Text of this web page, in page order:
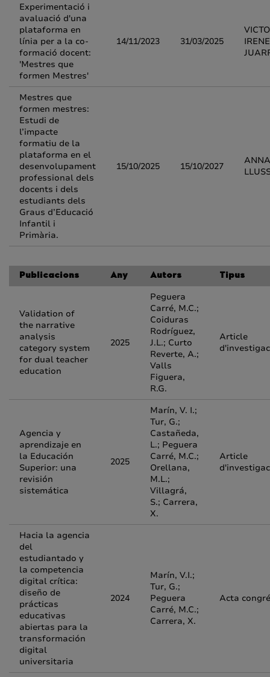
Experimentació i
avaluació d'una
plataforma en
línia per a la co-
formació docent:
'Mestres que
formen Mestres'
14/11/2023 31/03/2025
Mestres que
formen mestres:
Estudi de
l’impacte
formatiu de la
plataforma en el
desenvolupament
professional dels
docents i dels
estudiants dels
Graus d’Educació
Infantil i
Primària.
15/10/2025 15/10/2027
Publicacions Any Autors Tipus
Validation of
the narrative
analysis
category system
for dual teacher
education
2025
Peguera
Carré, M.C.;
Coiduras
Rodríguez,
J.L.; Curto
Reverte, A.;
Valls
Figuera,
R.G.
Article
Agencia y
aprendizaje en
la Educación
Superior: una
revisión
sistemática
2025
Marín, V. I.;
Tur, G.;
Castañeda,
L.; Peguera
Carré, M.C.;
Orellana,
M.L.;
Villagrá,
S.; Carrera,
X.
Article
Hacia la agencia
del
estudiantado y
la competencia
digital crítica:
diseño de
prácticas
educativas
abiertas para la
transformación
digital
universitaria
2024
Marín, V.I.;
Tur, G.;
Peguera
Carré, M.C.;
Carrera, X.
Acta